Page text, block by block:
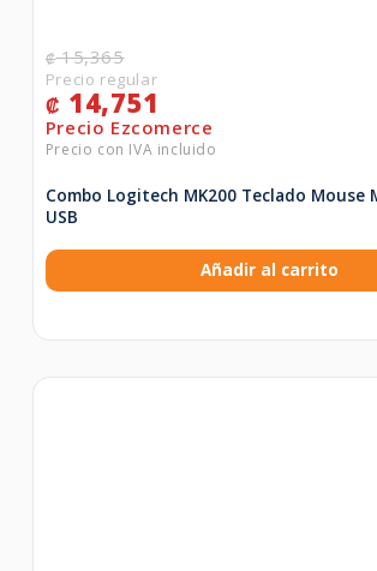
₡15,365
₡ 14,751
Combo Logitech MK200 Teclado Mouse
USB
Añadir al carrito